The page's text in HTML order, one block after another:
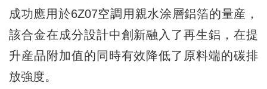
成功應用於6Z07空調用親水涂層鋁箔的量産，
該合金在成分設計中創新融入了再生鋁，在提
升産品附加值的同時有效降低了原料端的碳排
放強度。